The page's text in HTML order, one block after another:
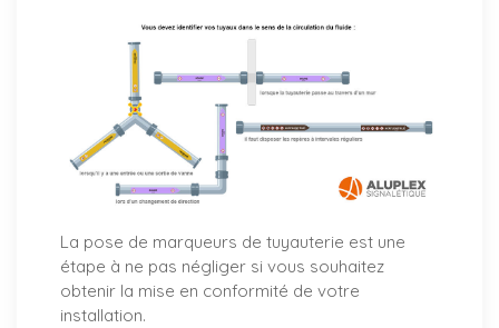
La pose de marqueurs de tuyauterie est une
étape à ne pas négliger si vous souhaitez
obtenir la mise en conformité de votre
installation.